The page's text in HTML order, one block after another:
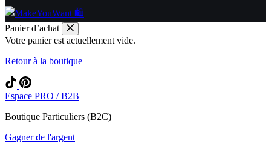
Panier d’achat
Votre panier est actuellement vide.
Retour à la boutique
Espace PRO / B2B
Boutique Particuliers (B2C)
Gagner de l'argent